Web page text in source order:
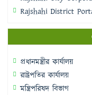
Rajshahi District
প্রধানমন্ত্রীর কার্যালয়
রাষ্ট্রপতির কার্যালয়
মন্ত্রিপরিষদ বিভাগ